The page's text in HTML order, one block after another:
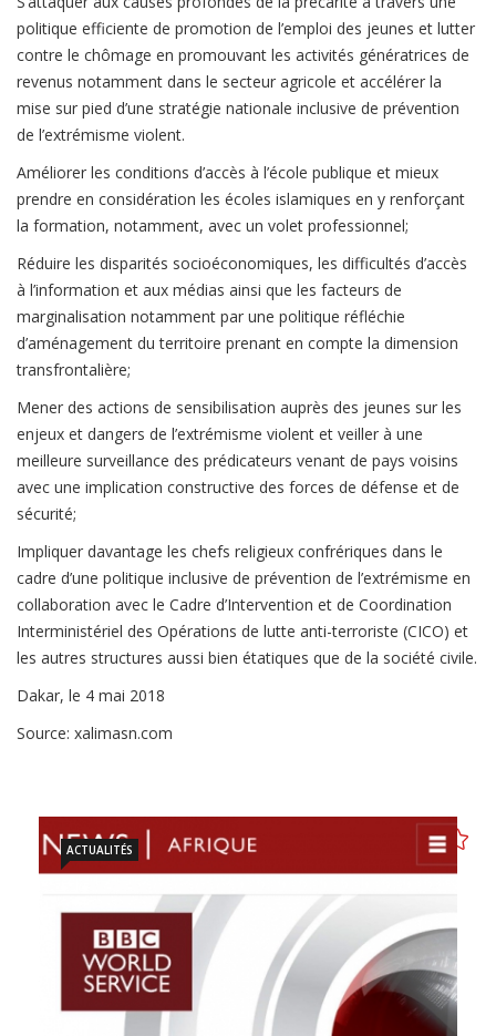
politique efficiente de promotion de l’emploi des jeunes et lutter
contre le chômage en promouvant les activités génératrices de
revenus notamment dans le secteur agricole et accélérer la
mise sur pied d’une stratégie nationale inclusive de prévention
de l’extrémisme violent.
Améliorer les conditions d’accès à l’école publique et mieux
prendre en considération les écoles islamiques en y renforçant
la formation, notamment, avec un volet professionnel;
Réduire les disparités socioéconomiques, les difficultés d’accès
à l’information et aux médias ainsi que les facteurs de
marginalisation notamment par une politique réfléchie
d’aménagement du territoire prenant en compte la dimension
transfrontalière;
Mener des actions de sensibilisation auprès des jeunes sur les
enjeux et dangers de l’extrémisme violent et veiller à une
meilleure surveillance des prédicateurs venant de pays voisins
avec une implication constructive des forces de défense et de
sécurité;
Impliquer davantage les chefs religieux confrériques dans le
cadre d’une politique inclusive de prévention de l’extrémisme en
collaboration avec le Cadre d’Intervention et de Coordination
Interministériel des Opérations de lutte anti-terroriste (CICO) et
les autres structures aussi bien étatiques que de la société civile.
Dakar, le 4 mai 2018
Source: xalimasn.com
ACTUALITÉS